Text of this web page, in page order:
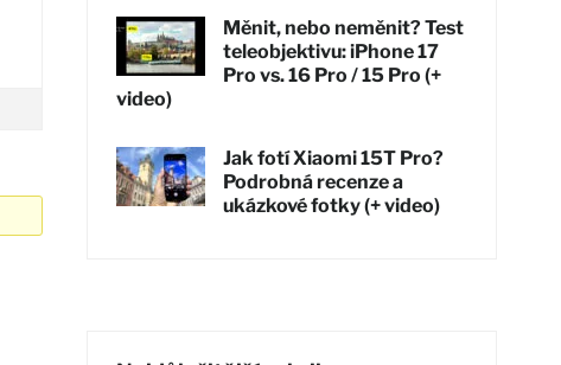
Měnit, nebo neměnit? Test
teleobjektivu: iPhone 17
Pro vs. 16 Pro / 15 Pro (+
video)
Jak fotí Xiaomi 15T Pro?
Podrobná recenze a
ukázkové fotky (+ video)